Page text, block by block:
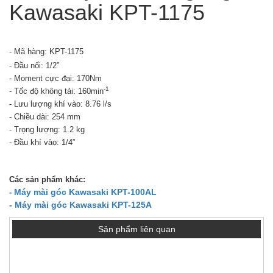
Kawasaki KPT-1175
- Mã hàng: KPT-1175
- Đầu nối: 1/2”
- Moment cực đại: 170Nm
- Tốc độ không tải: 160min-1
- Lưu lượng khí vào: 8.76 l/s
- Chiều dài: 254 mm
- Trọng lượng: 1.2 kg
- Đầu khí vào: 1/4”
Các sản phẩm khác:
- Máy mài góc Kawasaki KPT-100AL
- Máy mài góc Kawasaki KPT-125A
Sản phẩm liên quan